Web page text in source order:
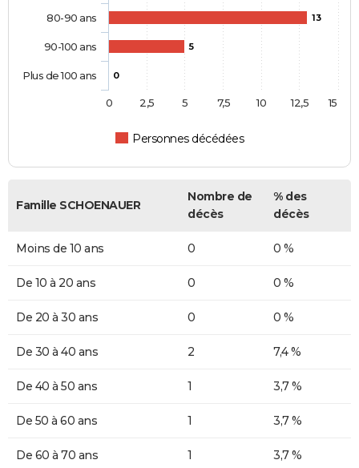
13
5
0
Personnes décédées
80-90 ans
90-100 ans
Plus de 100 ans
0 2,5 5 7,5 10 12,5 15
Famille SCHOENAUER
Nombre de
décès
% des
décès
Moins de 10 ans 0 0 %
De 10 à 20 ans 0 0 %
De 20 à 30 ans 0 0 %
De 30 à 40 ans 2 7,4 %
De 40 à 50 ans 1 3,7 %
De 50 à 60 ans 1 3,7 %
De 60 à 70 ans 1 3,7 %